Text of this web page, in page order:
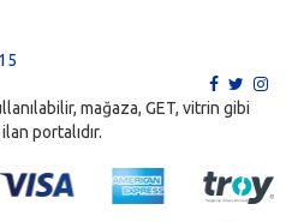
mağaza, GET, vitrin gibi
portalıdır.